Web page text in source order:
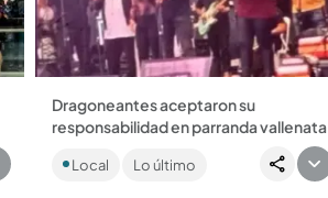
Dragoneantes aceptaron su
responsabilidad en parranda vallenata
Los funcionarios reconocieron ante la
Procuraduría haber omitido
anotaciones y registros en los libros de
Local Lo último